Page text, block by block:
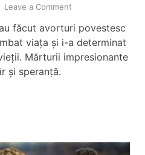
Leave a Comment
făcut avorturi povestesc
viața și i-a determinat
Mărturii impresionante
și speranță.